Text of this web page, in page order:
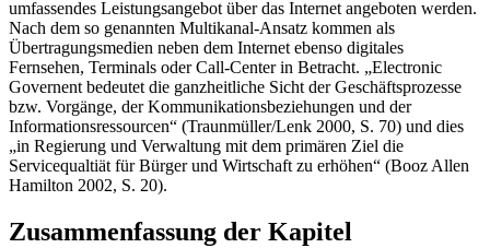
umfassendes Leistungsangebot über das Internet angeboten werden.
Nach dem so genannten Multikanal-Ansatz kommen als
Übertragungsmedien neben dem Internet ebenso digitales
Fernsehen, Terminals oder Call-Center in Betracht. „Electronic
Governent bedeutet die ganzheitliche Sicht der Geschäftsprozesse
bzw. Vorgänge, der Kommunikationsbeziehungen und der
Informationsressourcen“ (Traunmüller/Lenk 2000, S. 70) und dies
„in Regierung und Verwaltung mit dem primären Ziel die
Servicequaltiät für Bürger und Wirtschaft zu erhöhen“ (Booz Allen
Hamilton 2002, S. 20).
Zusammenfassung der Kapitel